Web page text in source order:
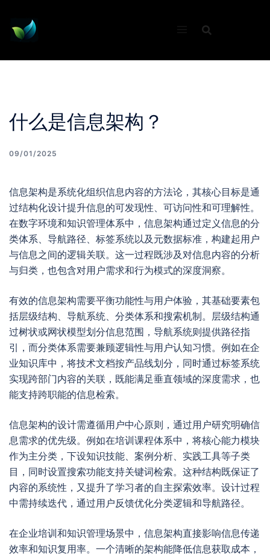
content
什么是信息架构？
09/01/2025
信息架构是系统化组织信息内容的方法论，其核心目标是通
过结构化设计提升信息的可发现性、可访问性和可理解性。
在数字环境和知识管理体系中，信息架构通过定义信息的分
类体系、导航路径、标签系统以及元数据标准，构建起用户
与信息之间的逻辑关联。这一过程既涉及对信息内容的分析
与归类，也包含对用户需求和行为模式的深度洞察。
有效的信息架构需要平衡功能性与用户体验，其基础要素包
括层级结构、导航系统、分类体系和搜索机制。层级结构通
过树状或网状模型划分信息范围，导航系统则提供路径指
引，而分类体系需要兼顾逻辑性与用户认知习惯。例如在企
业知识库中，将技术文档按产品线划分，同时通过标签系统
实现跨部门内容的关联，既能满足垂直领域的深度需求，也
能支持跨职能的信息检索。
信息架构的设计需遵循用户中心原则，通过用户研究明确信
息需求的优先级。例如在培训课程体系中，将核心能力模块
作为主分类，下设知识技能、案例分析、实践工具等子类
目，同时设置搜索功能支持关键词检索。这种结构既保证了
内容的系统性，又提升了学习者的自主探索效率。设计过程
中需持续迭代，通过用户反馈优化分类逻辑和导航路径。
在企业培训和知识管理场景中，信息架构直接影响信息传递
效率和知识复用率。一个清晰的架构能降低信息获取成本，